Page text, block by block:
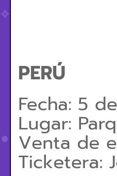
PERÚ
Fecha: 5
Lugar:
Venta de
Ticketera: